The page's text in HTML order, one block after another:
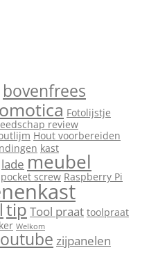
bovenfrees
Fotolijstje
review
Hout voorbereiden
kast
lade meubel
pocket screw Raspberry Pi
tipTool praat toolpraat
Welkom
zijpanelen